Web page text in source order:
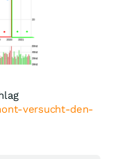
versucht-den-